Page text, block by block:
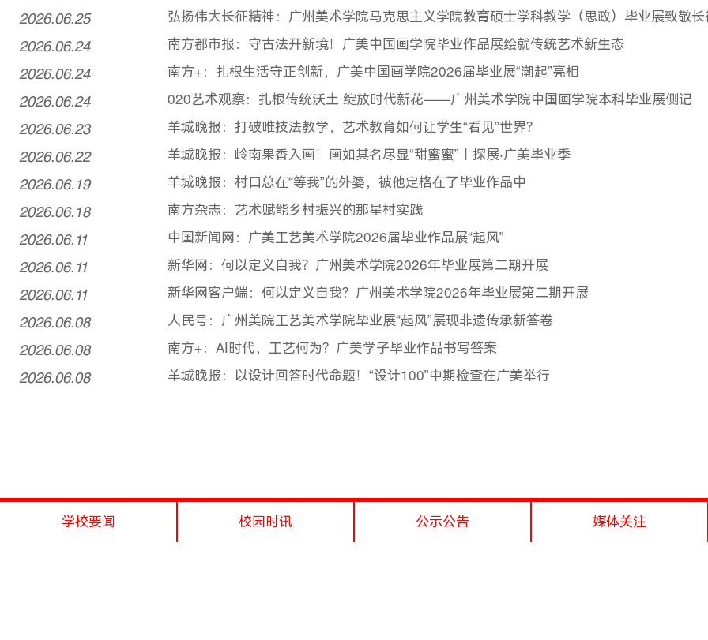
2026.06.25 弘扬伟大长征精神：广州美术学院马克思主义学院教育硕士学科教学（思政）毕业展致敬
2026.06.24 南方都市报：守古法开新境！广美中国画学院毕业作品展绘就传统艺术新生态
2026.06.24 南方+：扎根生活守正创新，广美中国画学院2026届毕业展“潮起”亮相
2026.06.24 020艺术观察：扎根传统沃土 绽放时代新花——广州美术学院中国画学院本科毕业展侧记
2026.06.23 羊城晚报：打破唯技法教学，艺术教育如何让学生“看见”世界？
2026.06.22 羊城晚报：岭南果香入画！画如其名尽显“甜蜜蜜”｜探展·广美毕业季
2026.06.19 羊城晚报：村口总在“等我”的外婆，被他定格在了毕业作品中
2026.06.18 南方杂志：艺术赋能乡村振兴的那星村实践
2026.06.11 中国新闻网：广美工艺美术学院2026届毕业作品展“起风”
2026.06.11 新华网：何以定义自我？广州美术学院2026年毕业展第二期开展
2026.06.11 新华网客户端：何以定义自我？广州美术学院2026年毕业展第二期开展
2026.06.08 人民号：广州美院工艺美术学院毕业展“起风”展现非遗传承新答卷
2026.06.08 南方+：AI时代，工艺何为？广美学子毕业作品书写答案
2026.06.08 羊城晚报：以设计回答时代命题！“设计100”中期检查在广美举行
学校要闻 校园时讯 公示公告 媒体关注